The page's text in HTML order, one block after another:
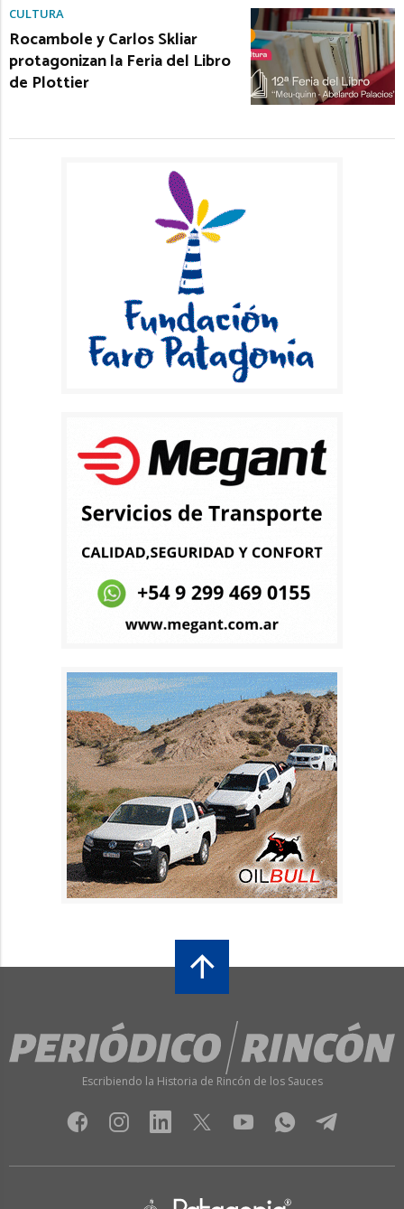
CULTURA
Rocambole y Carlos Skliar
protagonizan la Feria del Libro
de Plottier
Escribiendo la Historia de Rincón de los Sauces